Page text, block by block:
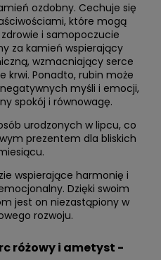
ozdobny. Cechuje się
które mogą
i samopoczucie
za kamień wspierający
wzmacniający serce
krwi. Ponadto, rubin może
myśli i emocji,
spokój i równowagę.
urodzonych w lipcu, co
prezentem dla bliskich
wspierające harmonię i
Dzięki swoim
jest on niezastąpiony w
rozwoju.
różowy i ametyst -